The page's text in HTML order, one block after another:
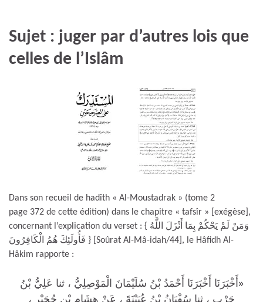
Sujet : juger par d’autres lois que
celles de l’Islâm
Dans son recueil de hadîth « Al-Moustadrak » (tome 2
page 372 de cette édition) dans le chapitre « tafsîr » [exégèse],
concernant l’explication du verset : { وَمَنْ لَمْ يَحْكُمْ بِمَا أَنْزَلَ اللَّهُ
فَأُولَئِكَ هُمُ الْكَافِرُونَ } [Soûrat Al-Mâ-idah/44], le Hâfidh Al-
Hâkim rapporte :
«أَخْبَرَنَا أَخْبَرَنَا أَحْمَدُ بْنُ سُلَيْمَانَ الْمَوْصِلِيُّ ، ثنا عَلِيُّ بْنُ
حَرْبٍ ، ثنا سُفْيَانُ بْنُ عُيَيْنَةَ ، عَنْ هِشَامِ بْنِ حُجَيْرٍ ،